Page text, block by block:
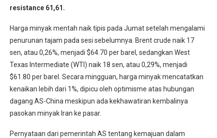
resistance 61,61.
Harga minyak mentah naik tipis pada Jumat setelah mengalami
penurunan tajam pada sesi sebelumnya. Brent crude naik 17
sen, atau 0,26%, menjadi $64.70 per barel, sedangkan West
Texas Intermediate (WTI) naik 18 sen, atau 0,29%, menjadi
$61.80 per barel. Secara mingguan, harga minyak mencatatkan
kenaikan lebih dari 1%, dipicu oleh optimisme atas hubungan
dagang AS-China meskipun ada kekhawatiran kembalinya
pasokan minyak Iran ke pasar.
Pernyataan dari pemerintah AS tentang kemajuan dalam